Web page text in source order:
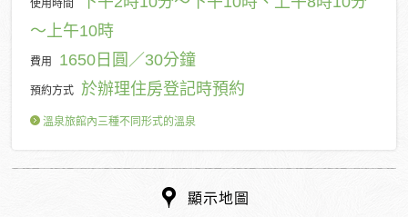
使用時間
～上午10時
費用 1650日圓／30分鐘
預約方式 於辦理住房登記時預約
溫泉旅館內三種不同形式的溫泉
顯示地圖